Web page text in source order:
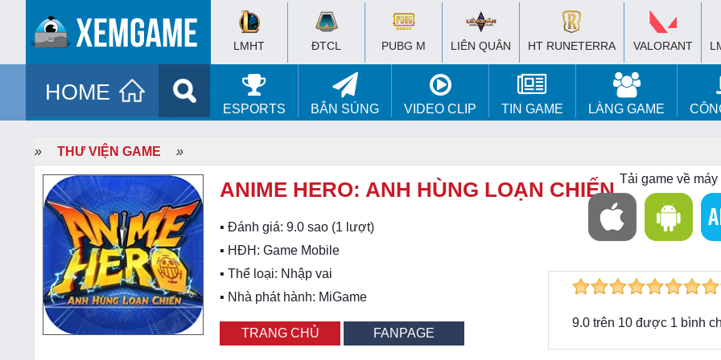
LMHT ĐTCL PUBG M LIÊN QUÂN HT RUNETERRA VALORANT
HOME
ESPORTS BẮN SÚNG VIDEO CLIP TIN GAME LÀNG GAME
» THƯ VIỆN GAME
»
Tải game về máy
ANIME HERO: ANH HÙNG LOẠN CHIẾN
▪ Đánh giá: 9.0 sao (1 lượt)
▪ HĐH: Game Mobile
▪ Thể loại: Nhập vai
▪ Nhà phát hành: MiGame
TRANG CHỦ FANPAGE
9.0 trên 10 được 1 bình